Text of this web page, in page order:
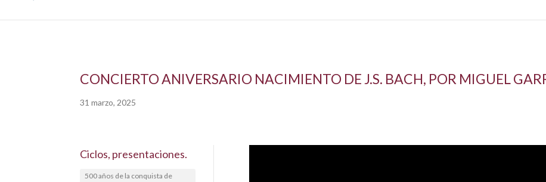
CONCIERTO ANIVERSARIO NACIMIENTO DE J.S. BACH, POR MIGUEL
31 marzo, 2025
Ciclos, presentaciones.
500 años de la conquista de